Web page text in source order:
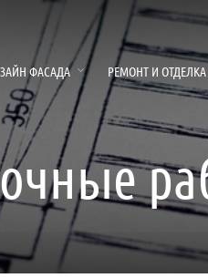
ФАСАДА РЕМОНТ И ОТДЕЛКА